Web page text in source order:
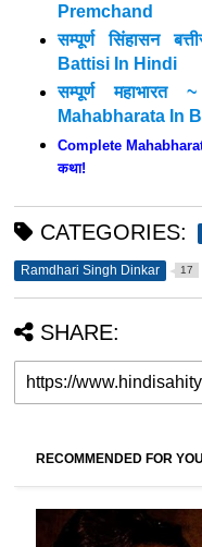
Premchand
सम्पूर्ण सिंहासन
Battisi In Hindi
सम्पूर्ण
Mahabharata In
Complete
कथा!
CATEGORIES:
Ramdhari Singh Dinkar 17
SHARE:
RECOMMENDED FOR YOU